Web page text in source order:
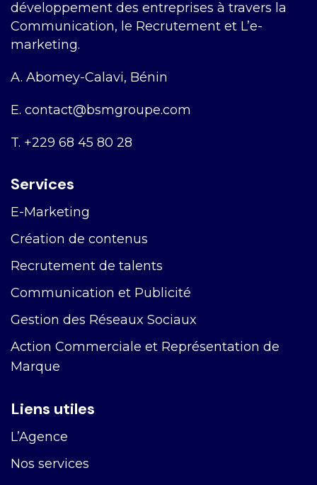
développement des entreprises à travers la
Communication, le Recrutement et L’e-
marketing.
A. Abomey-Calavi, Bénin
E. contact@bsmgroupe.com
T. +229 68 45 80 28
Services
E-Marketing
Création de contenus
Recrutement de talents
Communication et Publicité
Gestion des Réseaux Sociaux
Action Commerciale et Représentation de
Marque
Liens utiles
L’Agence
Nos services